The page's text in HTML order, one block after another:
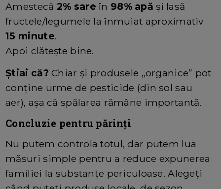
Amestecă 2% sare în 98% apă și lasă
fructele/legumele la înmuiat aproximativ
15 minute.
Apoi clătește bine.
Știai că? Chiar și produsele „organice” pot
conține urme de pesticide (din sol sau
aer), așa că spălarea rămâne importantă.
Concluzie pentru părinți
Nu putem controla totul, dar putem lua
măsuri simple pentru a reduce expunerea
familiei la substanțe periculoase. Alegeți